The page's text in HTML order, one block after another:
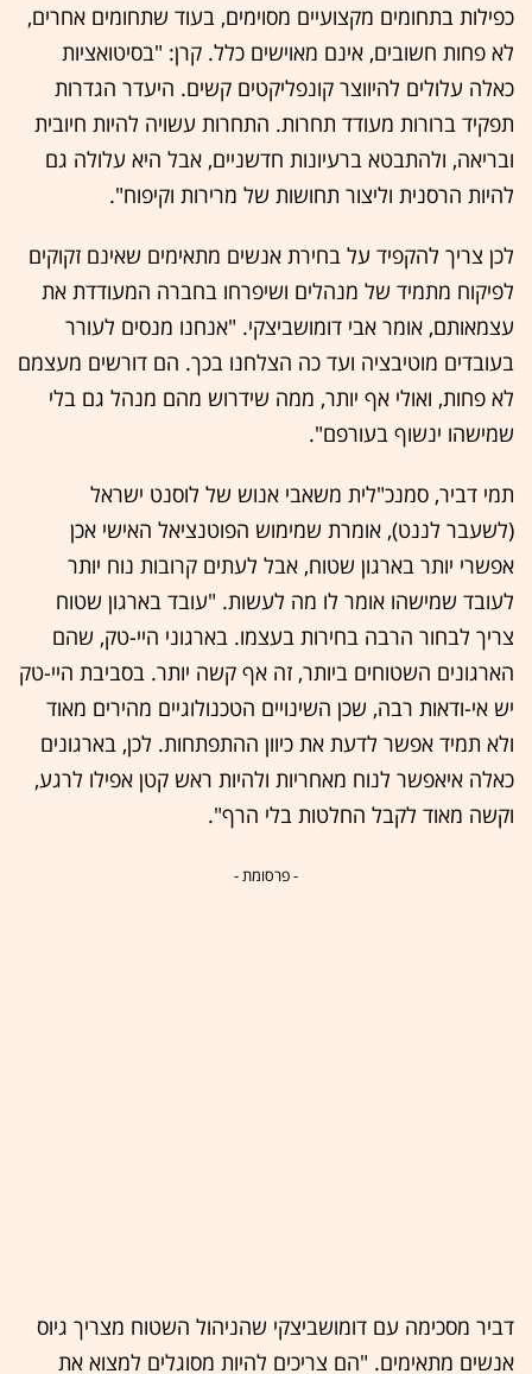
כפילות בתחומים מקצועיים מסוימים, בעוד שתחומים אחרים,
לא פחות חשובים, אינם מאוישים כלל. קרן: "בסיטואציות
כאלה עלולים להיווצר קונפליקטים קשים. היעדר הגדרות
תפקיד ברורות מעודד תחרות. התחרות עשויה להיות חיובית
ובריאה, ולהתבטא ברעיונות חדשניים, אבל היא עלולה גם
להיות הרסנית וליצור תחושות של מרירות וקיפוח".
לכן צריך להקפיד על בחירת אנשים מתאימים שאינם זקוקים
לפיקוח מתמיד של מנהלים ושיפרחו בחברה המעודדת את
עצמאותם, אומר אבי דומושביצקי. "אנחנו מנסים לעורר
בעובדים מוטיבציה ועד כה הצלחנו בכך. הם דורשים מעצמם
לא פחות, ואולי אף יותר, ממה שידרוש מהם מנהל גם בלי
שמישהו ינשוף בעורפם".
תמי דביר, סמנכ"לית משאבי אנוש של לוסנט ישראל
(לשעבר לננט), אומרת שמימוש הפוטנציאל האישי אכן
אפשרי יותר בארגון שטוח, אבל לעתים קרובות נוח יותר
לעובד שמישהו אומר לו מה לעשות. "עובד בארגון שטוח
צריך לבחור הרבה בחירות בעצמו. בארגוני היי-טק, שהם
הארגונים השטוחים ביותר, זה אף קשה יותר. בסביבת היי-טק
יש אי-ודאות רבה, שכן השינויים הטכנולוגיים מהירים מאוד
ולא תמיד אפשר לדעת את כיוון ההתפתחות. לכן, בארגונים
כאלה איאפשר לנוח מאחריות ולהיות ראש קטן אפילו לרגע,
וקשה מאוד לקבל החלטות בלי הרף".
- פרסומת -
דביר מסכימה עם דומושביצקי שהניהול השטוח מצריך גיוס
אנשים מתאימים. "הם צריכים להיות מסוגלים למצוא את